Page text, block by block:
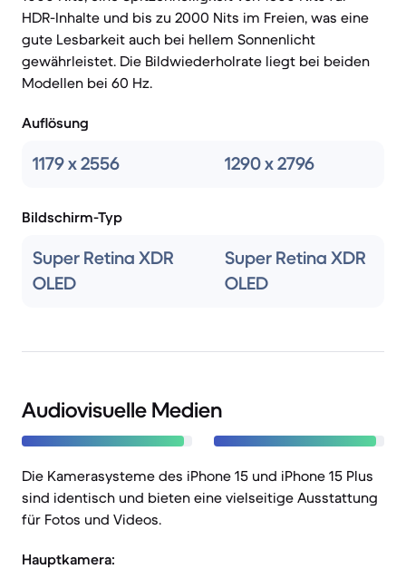
HDR-Inhalte und bis zu 2000 Nits im Freien, was eine
gute Lesbarkeit auch bei hellem Sonnenlicht
gewährleistet. Die Bildwiederholrate liegt bei beiden
Modellen bei 60 Hz.
Auflösung
1179 x 2556 1290 x 2796
Bildschirm-Typ
Super Retina XDR
OLED
Super Retina XDR
OLED
Audiovisuelle Medien
Die Kamerasysteme des iPhone 15 und iPhone 15 Plus
sind identisch und bieten eine vielseitige Ausstattung
für Fotos und Videos.
Hauptkamera: